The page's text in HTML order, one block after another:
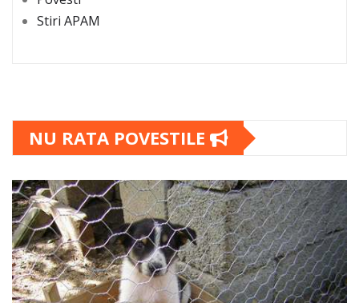
Stiri APAM
NU RATA POVESTILE